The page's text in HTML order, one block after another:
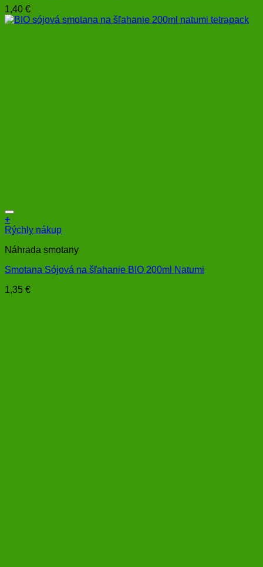
1,40 €
+
Rýchly nákup
Náhrada smotany
Smotana Sójová na šľahanie BIO 200ml Natumi
1,35 €